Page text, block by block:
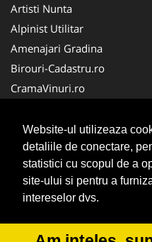
Website-ul utilizeaza
detaliile de conectare,
statistici cu scopul de a
site-ului si pentru a
intereselor dvs.
Artisti Nunta
Alpinist Utilitar
Amenajari Gradina
Birouri-Cadastru.ro
CramaVinuri.ro
Servicii-DDD.com
Ambalaje Romania
Cabinet-Individual.ro
CentruInchirieri.ro